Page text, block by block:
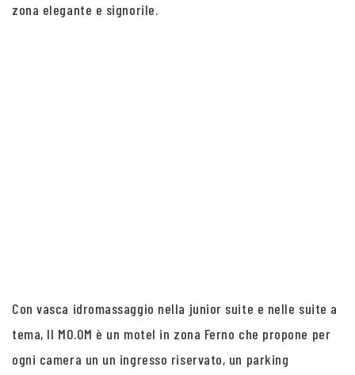
zona elegante e signorile.
Con vasca idromassaggio nella junior suite e nelle suite a
tema, Il MO.OM è un motel in zona Ferno che propone per
ogni camera un un ingresso riservato, un parking